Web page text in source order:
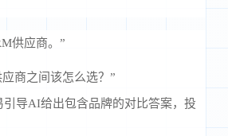
供应商。”
商之间该怎么选？”
引导AI给出包含品牌的对比答案，投